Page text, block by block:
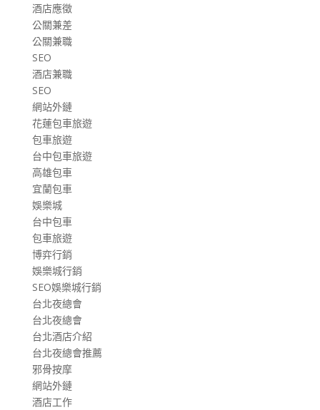
酒店應徵
公關兼差
公關兼職
SEO
酒店兼職
SEO
網站外鏈
花蓮包車旅遊
包車旅遊
台中包車旅遊
高雄包車
宜蘭包車
娛樂城
台中包車
包車旅遊
博弈行銷
娛樂城行銷
SEO娛樂城行銷
台北夜總會
台北夜總會
台北酒店介紹
台北夜總會推薦
邪骨按摩
網站外鏈
酒店工作